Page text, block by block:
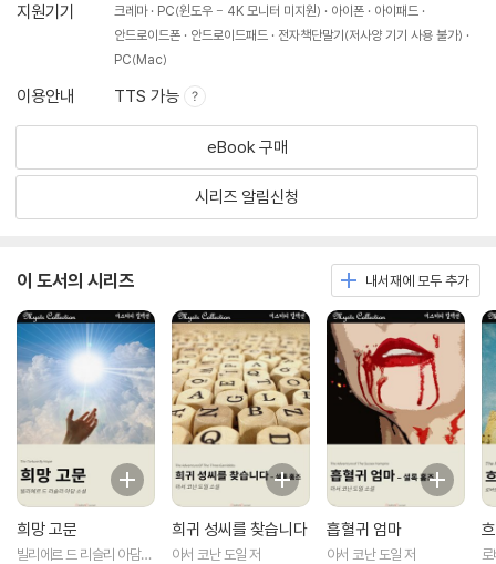
지원기기
크레마 PC(윈도우 - 4K 모니터 미지원) 아이폰
아이패드
안드로이드폰
안드로이드패드
전자책단말기(저사양 기기 사용 불가)
PC(Mac)
이용안내 TTS 가능
eBook 구매
시리즈 알림신청
이 도서의 시리즈 내서재에 모두 추가
희망 고문
빌리에르 드 리슬리 아담
희귀 성씨를 찾습니다
아서 코난 도일 저
흡혈귀 엄마
아서 코난 도일 저